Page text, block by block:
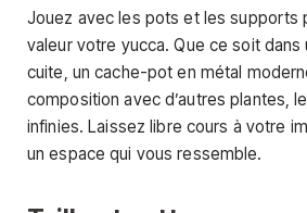
Jouez avec les pots et les supports
valeur votre yucca. Que ce soit
cuite, un cache-pot en métal
composition avec d’autres plantes,
infinies. Laissez libre cours à votre
un espace qui vous ressemble.